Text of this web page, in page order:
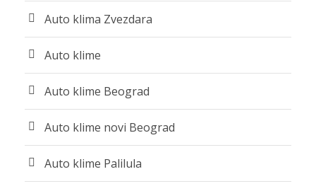
Auto klima Zvezdara
Auto klime
Auto klime Beograd
Auto klime novi Beograd
Auto klime Palilula